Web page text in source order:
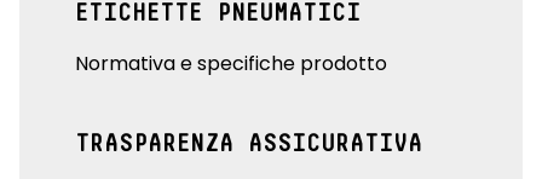
ETICHETTE PNEUMATICI
Normativa e specifiche prodotto
TRASPARENZA ASSICURATIVA